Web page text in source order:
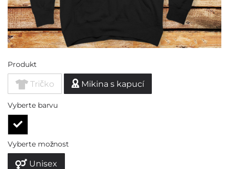
Produkt
Tričko Mikina s kapucí
Vyberte barvu
Vyberte možnost
Unisex